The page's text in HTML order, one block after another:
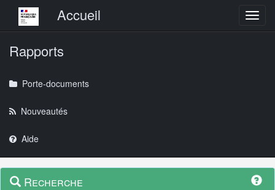
Menu principalAccueil
Rapports
Porte-documents
Nouveautés
Aide
Navigation
Menu
contextuel
Recherche